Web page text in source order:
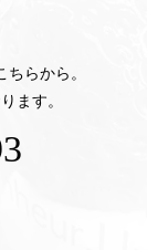
らから。
ます。